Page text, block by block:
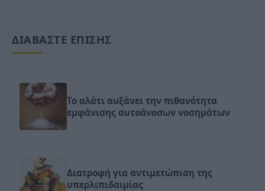
ΔΙΑΒΑΣΤΕ ΕΠΙΣΗΣ
Το αλάτι αυξάνει την πιθανότητα
εμφάνισης αυτοάνοσων νοσημάτων
Διατροφή για αντιμετώπιση της
υπερλιπιδαιμίας